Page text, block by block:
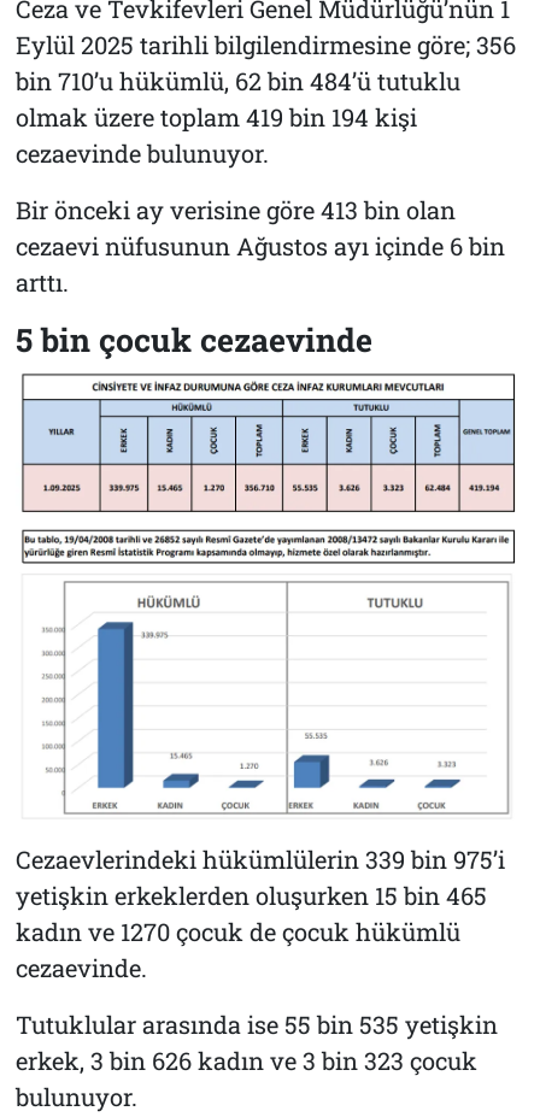
Ceza ve Tevkifevleri Genel Müdürlüğü’nün 1
Eylül 2025 tarihli bilgilendirmesine göre; 356
bin 710’u hükümlü, 62 bin 484’ü tutuklu
olmak üzere toplam 419 bin 194 kişi
cezaevinde bulunuyor.
Bir önceki ay verisine göre 413 bin olan
cezaevi nüfusunun Ağustos ayı içinde 6 bin
arttı.
5 bin çocuk cezaevinde
Cezaevlerindeki hükümlülerin 339 bin 975’i
yetişkin erkeklerden oluşurken 15 bin 465
kadın ve 1270 çocuk de çocuk hükümlü
cezaevinde.
Tutuklular arasında ise 55 bin 535 yetişkin
erkek, 3 bin 626 kadın ve 3 bin 323 çocuk
bulunuyor.